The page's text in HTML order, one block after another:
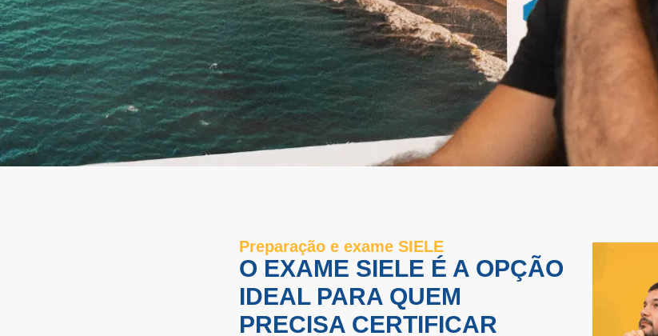
Preparação e exame SIELE
O EXAME SIELE É A OPÇÃO
IDEAL PARA QUEM
PRECISA CERTIFICAR